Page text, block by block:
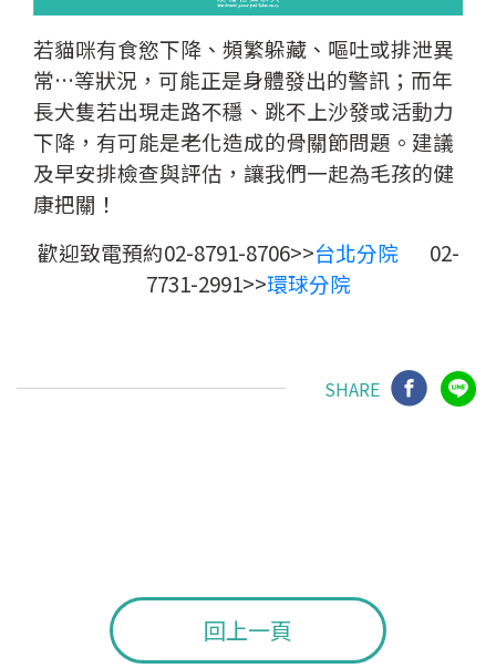
若貓咪有食慾下降、頻繁躲藏、嘔吐或排泄異
常…等狀況，可能正是身體發出的警訊；而年
長犬隻若出現走路不穩、跳不上沙發或活動力
下降，有可能是老化造成的骨關節問題。建議
及早安排檢查與評估，讓我們一起為毛孩的健
康把關！
歡迎致電預約02-8791-8706>>台北分院 02-
7731-2991>>環球分院
SHARE
回上一頁